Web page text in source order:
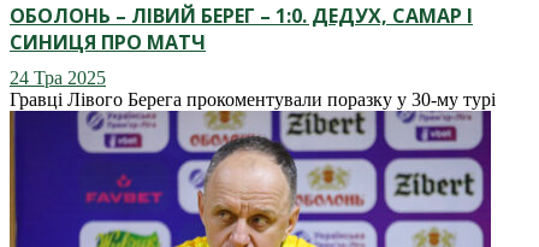
ОБОЛОНЬ – ЛІВИЙ БЕРЕГ – 1:0. ДЕДУХ, САМАР І
СИНИЦЯ ПРО МАТЧ
24 Тра 2025
Гравці Лівого Берега прокоментували поразку у 30-му турі